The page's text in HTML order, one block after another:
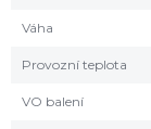
Váha
Provozní teplota
VO balení